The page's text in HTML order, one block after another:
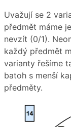
Uvažují se 2
předmět máme
nevzít (0/1).
každý předmět
varianty řešíme
batoh s menší
předměty.